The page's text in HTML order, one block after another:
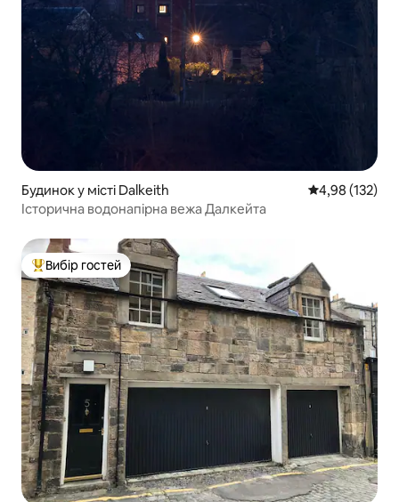
Будинок у місті Dalkeith Середня
4,98 (132)
Історична водонапірна вежа Далкейта
Топ вибір гостей
Вибір гостей